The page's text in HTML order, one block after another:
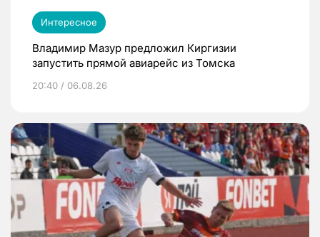
Интересное
Владимир Мазур предложил Киргизии
запустить прямой авиарейс из Томска
20:40 / 06.08.26